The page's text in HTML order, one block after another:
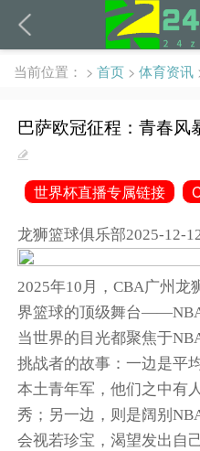
当前位置： > 首页 > 体育资讯
巴萨欧冠征程：青春风
世界杯直播专属链接
龙狮篮球俱乐部2025-12-
2025年10月，CBA广州龙
界篮球的顶级舞台——NBA
当世界的目光都聚焦于
挑战者的故事：一边是平
本土青年军，他们之中有
秀；另一边，则是阔别
会视若珍宝，渴望发出自